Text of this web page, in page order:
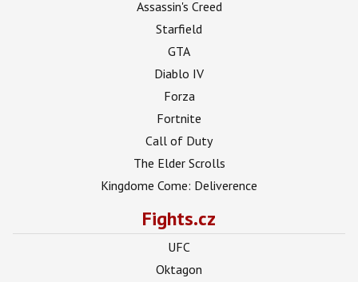
Assassin's Creed
Starfield
GTA
Diablo IV
Forza
Fortnite
Call of Duty
The Elder Scrolls
Kingdome Come: Deliverence
Fights.cz
UFC
Oktagon